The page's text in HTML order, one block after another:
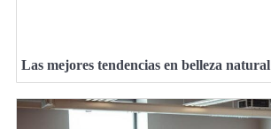
Las mejores tendencias en belleza natural